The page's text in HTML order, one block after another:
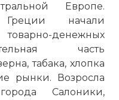
Европе.
начали
денежных
часть
табака, хлопка
рынки. Возросла
Салоники,